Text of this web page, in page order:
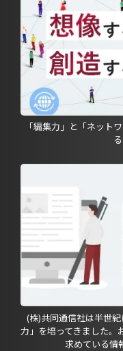
「編集力」と「ネット
(株)共同通信社は半世
力」を培ってきました。
求めている情